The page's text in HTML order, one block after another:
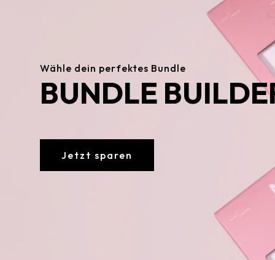
Wähle dein perfektes Bundle
BUNDLE
Jetzt sparen